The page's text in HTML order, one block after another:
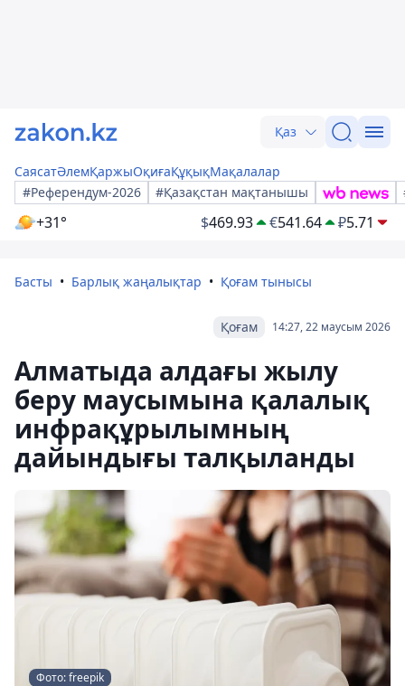
Қаз
СаясатӘлемҚаржыОқиғаҚұқықМақалалар
#Референдум-2026
#Қазақстан мақтанышы
+31° $469.93 €541.64 ₽5.71
Басты Барлық жаңалықтар Қоғам тынысы
14:27, 22 маусым 2026
Қоғам
Алматыда алдағы жылу
беру маусымына қалалық
инфрақұрылымның
дайындығы талқыланды
Фото: freepik